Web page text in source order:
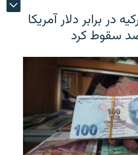
در برابر دلار آمریکا